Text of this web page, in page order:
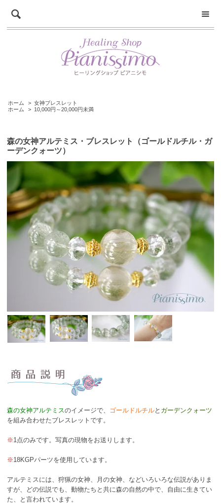
ホーム > 女神ブレスレット
ホーム
> 10,000円～20,000円未満
森の女神アルテミス・ブレスレット（ゴールドルチル・ガ
ーデンクォーツ）
森の女神アルテミスのイメージで、 ゴールドルチルと ガーデンクォーツ
を組み合わせたブレスレットです。
※ 1点のみです。写真の現物をお送りします。
※ 18KGPパーツを使用しています。
アルテミスには、狩猟の女神、月の女神、などいろいろな伝説がありま
すが、どの伝説でも、動物たちと共に森の自然の中で、自由に生きてい
た、と言われています。